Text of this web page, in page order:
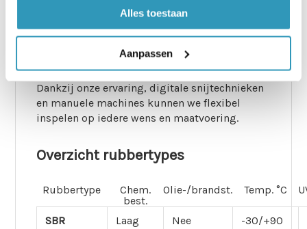
Alles toestaan
Aanpassen
Van enkelstuks tot series – altijd
op maatwerk gesneden rubber
Of het nu gaat om één stuk of een grotere
serie, wij leveren altijd een strak eindresultaat.
Dankzij onze ervaring, digitale snijtechnieken
en manuele machines kunnen we flexibel
inspelen op iedere wens en maatvoering.
Overzicht rubbertypes
Rubbertype
Chem.
best.
Olie-/brandst. Temp. °C
SBR Laag Nee -30/+90